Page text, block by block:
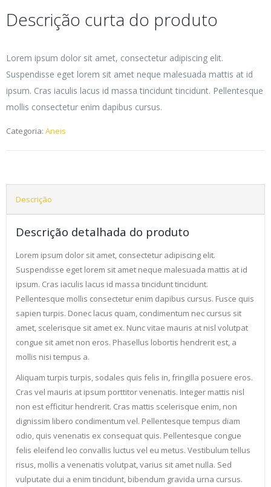
Descrição curta do produto
Lorem ipsum dolor sit amet, consectetur adipiscing elit.
Suspendisse eget lorem sit amet neque malesuada mattis at id
ipsum. Cras iaculis lacus id massa tincidunt tincidunt. Pellentesque
mollis consectetur enim dapibus cursus.
Categoria: Aneis
Descrição
Descrição detalhada do produto
Lorem ipsum dolor sit amet, consectetur adipiscing elit.
Suspendisse eget lorem sit amet neque malesuada mattis at id
ipsum. Cras iaculis lacus id massa tincidunt tincidunt.
Pellentesque mollis consectetur enim dapibus cursus. Fusce quis
sapien turpis. Donec lacus quam, condimentum nec cursus sit
amet, scelerisque sit amet ex. Nunc vitae mauris at nisl volutpat
congue sit amet non eros. Phasellus lobortis hendrerit est, a
mollis nisi tempus a.
Aliquam turpis turpis, sodales quis felis in, fringilla posuere eros.
Cras vel mauris at ipsum porttitor venenatis. Integer mattis nisl
non est efficitur hendrerit. Cras mattis scelerisque enim, non
dignissim libero condimentum vel. Pellentesque tempus diam
odio, quis venenatis ex consequat quis. Pellentesque congue
felis eleifend leo convallis luctus vel eu metus. Vestibulum tellus
risus, mollis a venenatis volutpat, varius sit amet nulla. Sed
vulputate dui a enim tincidunt, bibendum gravida urna cursus.